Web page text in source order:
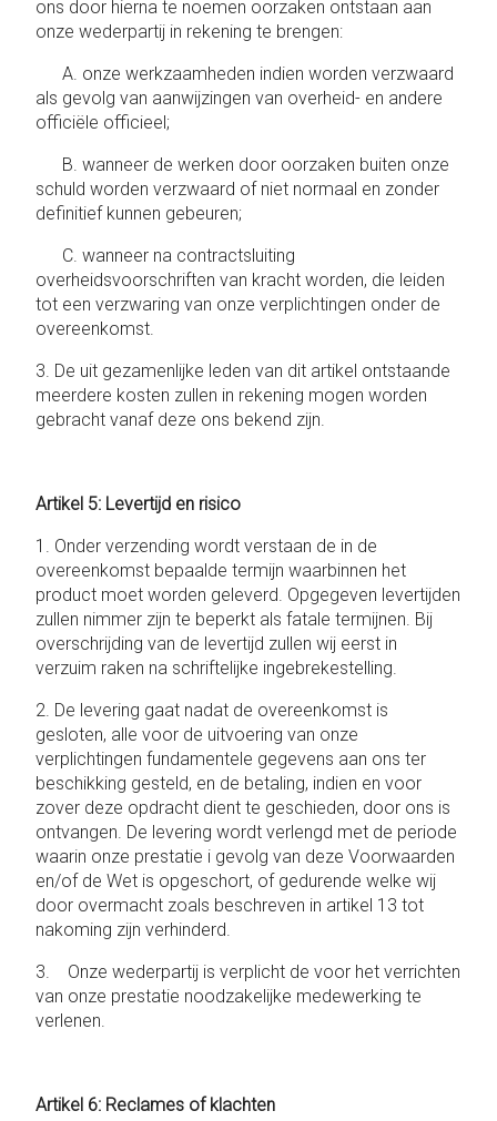
ons door hierna te noemen oorzaken ontstaan ​​aan
onze wederpartij in rekening te brengen:
A. onze werkzaamheden indien worden verzwaard
als gevolg van aanwijzingen van overheid- en andere
officiële officieel;
B. wanneer de werken door oorzaken buiten onze
schuld worden verzwaard of niet normaal en zonder
definitief kunnen gebeuren;
C. wanneer na contractsluiting
overheidsvoorschriften van kracht worden, die leiden
tot een verzwaring van onze verplichtingen onder de
overeenkomst.
3. De uit gezamenlijke leden van dit artikel ontstaande
meerdere kosten zullen in rekening mogen worden
gebracht vanaf deze ons bekend zijn.
Artikel 5: Levertijd en risico
1. Onder verzending wordt verstaan ​​de in de
overeenkomst bepaalde termijn waarbinnen het
product moet worden geleverd. Opgegeven levertijden
zullen nimmer zijn te beperkt als fatale termijnen. Bij
overschrijding van de levertijd zullen wij eerst in
verzuim raken na schriftelijke ingebrekestelling.
2. De levering gaat nadat de overeenkomst is
gesloten, alle voor de uitvoering van onze
verplichtingen fundamentele gegevens aan ons ter
beschikking gesteld, en de betaling, indien en voor
zover deze opdracht dient te geschieden, door ons is
ontvangen. De levering wordt verlengd met de periode
waarin onze prestatie i gevolg van deze Voorwaarden
en/of de Wet is opgeschort, of gedurende welke wij
door overmacht zoals beschreven in artikel 13 tot
nakoming zijn verhinderd.
3. Onze wederpartij is verplicht de voor het verrichten
van onze prestatie noodzakelijke medewerking te
verlenen.
Artikel 6: Reclames of klachten